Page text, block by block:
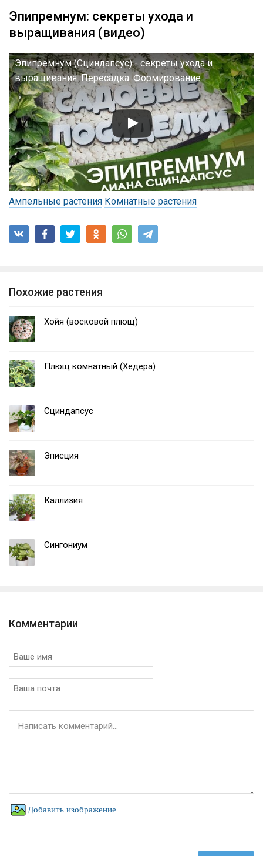
Эпипремнум: секреты ухода и
выращивания (видео)
Эпипремнум (Сциндапсус) - секреты ухода и
выращивания. Пересадка. Формирование.
Ампельные растения Комнатные растения
Похожие растения
Хойя (восковой плющ)
Плющ комнатный (Хедера)
Сциндапсус
Эписция
Каллизия
Сингониум
Комментарии
Добавить изображение